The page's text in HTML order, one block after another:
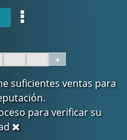
+
suficientes ventas para
para verificar su